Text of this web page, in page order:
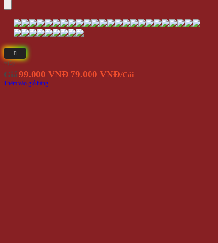
⭐(5)
Giá99.000 VNĐ Giá
gốc
79.000 VNĐGiá
hiện
/Cái
Thêm vào giỏ hàng